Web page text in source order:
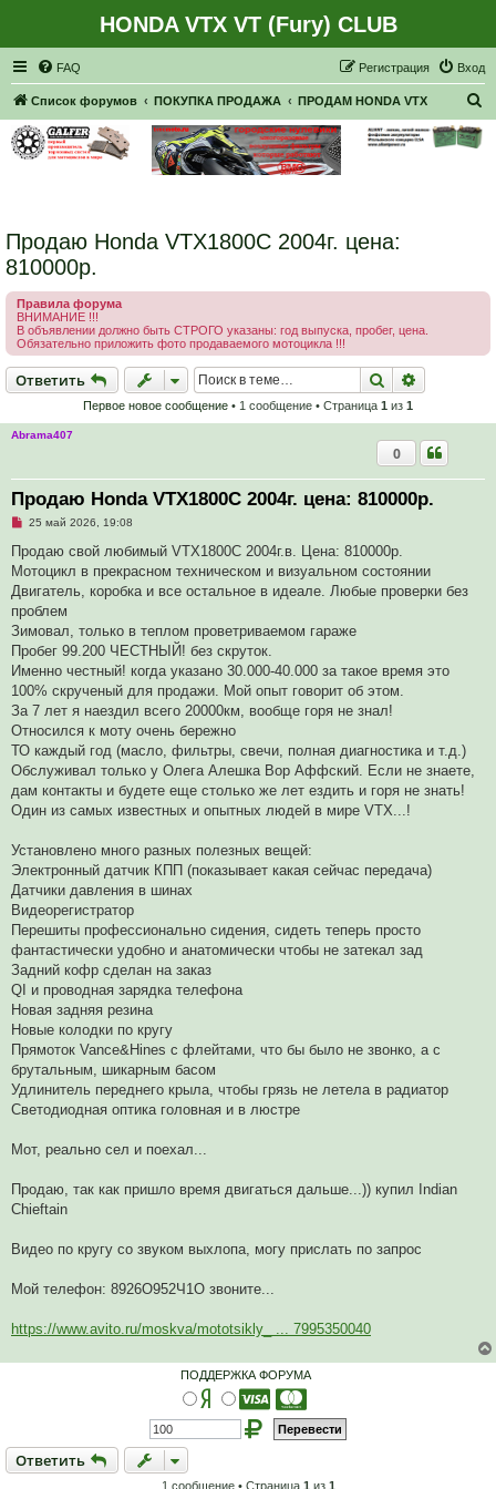
HONDA VTX VT (Fury) CLUB
FAQ Вход
Регистрация
Список форумов ПОКУПКА ПРОДАЖА ПРОДАМ HONDA VTX
Продаю Honda VTX1800С 2004г. цена:
810000р.
Правила форума
ВНИМАНИЕ !!!
В объявлении должно быть СТРОГО указаны: год выпуска, пробег, цена.
Обязательно приложить фото продаваемого мотоцикла !!!
Ответить
Ответить Поиск
Первое новое сообщение • 1 сообщение • Страница 1 из 1
Abrama407
Продаю Honda VTX1800С 2004г. цена: 810000р.
0
Н
п
о
ч
т
а
н
о
с
о
б
щ
н
и
25 май 2026, 19:08
Продаю свой любимый VTX1800C 2004г.в. Цена: 810000р.
Мотоцикл в прекрасном техническом и визуальном состоянии
Двигатель, коробка и все остальное в идеале. Любые проверки без
проблем
Зимовал, только в теплом проветриваемом гараже
Пробег 99.200 ЧЕСТНЫЙ! без скруток.
Именно честный! когда указано 30.000-40.000 за такое время это
100% скрученый для продажи. Мой опыт говорит об этом.
За 7 лет я наездил всего 20000км, вообще горя не знал!
Относился к моту очень бережно
ТО каждый год (масло, фильтры, свечи, полная диагностика и т.д.)
Обслуживал только у Олега Алешка Вор Аффский. Если не знаете,
дам контакты и будете еще столько же лет ездить и горя не знать!
Один из самых известных и опытных людей в мире VTX...!
Установлено много разных полезных вещей:
Электронный датчик КПП (показывает какая сейчас передача)
Датчики давления в шинах
Видеорегистратор
Перешиты профессионально сидения, сидеть теперь просто
фантастически удобно и анатомически чтобы не затекал зад
Задний кофр сделан на заказ
QI и проводная зарядка телефона
Новая задняя резина
Новые колодки по кругу
Прямоток Vance&Hines с флейтами, что бы было не звонко, а с
брутальным, шикарным басом
Удлинитель переднего крыла, чтобы грязь не летела в радиатор
Светодиодная оптика головная и в люстре
Мот, реально сел и поехал...
Продаю, так как пришло время двигаться дальше...)) купил Indian
Chieftain
Видео по кругу со звуком выхлопа, могу прислать по запрос
Мой телефон: 8926О952Ч1О звоните...
https://www.avito.ru/moskva/mototsikly_ ... 7995350040
ПОДДЕРЖКА ФОРУМА
Ответить
Ответить
1 сообщение • Страница 1 из 1